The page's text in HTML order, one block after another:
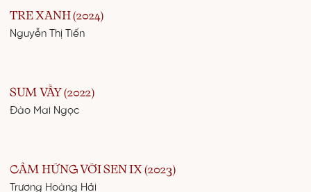
TRE XANH (2024)
Nguyễn Thị Tiến
SUM VẦY (2022)
Đào Mai Ngọc
CẢM HỨNG VỚI SEN IX (2023)
Trương Hoàng Hải